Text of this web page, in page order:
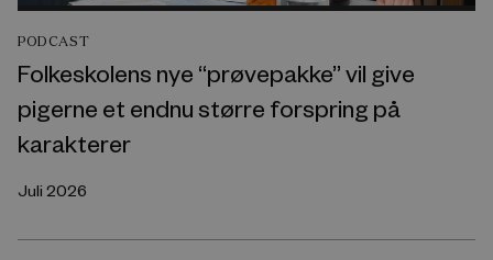
PODCAST
Folkeskolens nye “prøvepakke” vil give
pigerne et endnu større forspring på
karakterer
Juli 2026